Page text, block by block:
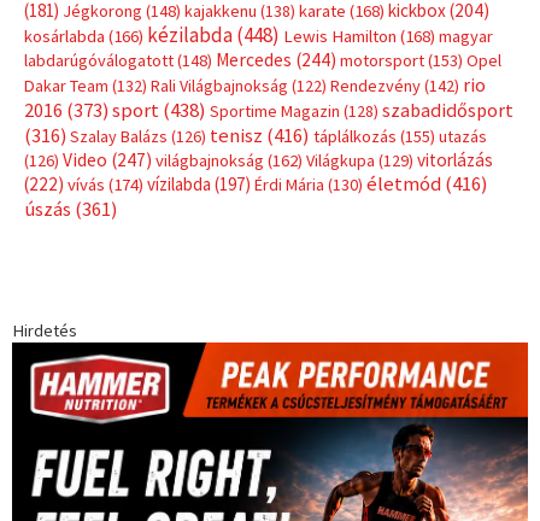
(181) Jégkorong (148) kajakkenu (138) karate (168) kickbox(204)
kosárlabda (166) kézilabda(448) Lewis Hamilton (168) magyar
labdarúgóválogatott(148) Mercedes (244) motorsport(153) Opel
Dakar Team (132) Rali Világbajnokság (122) Rendezvény(142) rio
2016 (373) sport(438) Sportime Magazin (128) szabadidősport
(316) Szalay Balázs (126) tenisz (416) táplálkozás (155) utazás
(126) Video (247) világbajnokság (162) Világkupa (129) vitorlázás
(222) vívás (174) vízilabda (197) Érdi Mária (130) életmód(416)
úszás (361)
Hirdetés